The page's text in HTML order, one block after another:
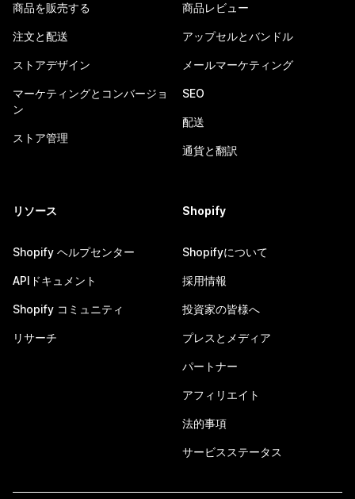
商品を販売する
注文と配送
ストアデザイン
マーケティングとコンバージョ
ン
ストア管理
商品レビュー
アップセルとバンドル
メールマーケティング
SEO
配送
通貨と翻訳
リソース
Shopify ヘルプセンター
APIドキュメント
Shopify コミュニティ
リサーチ
Shopify
Shopifyについて
採用情報
投資家の皆様へ
プレスとメディア
パートナー
アフィリエイト
法的事項
サービスステータス